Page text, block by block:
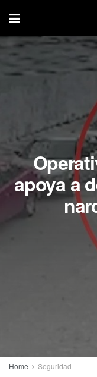
apoya a
Home Seguridad